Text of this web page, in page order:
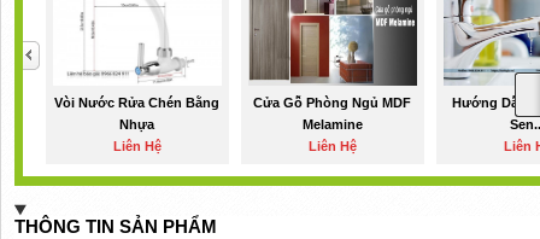
Vòi Nước Rửa Chén Bằng
Nhựa
Liên Hệ
Cửa Gỗ Phòng Ngủ MDF
Melamine
Liên Hệ
Hướng Dẫn
Liên
THÔNG TIN SẢN PHẨM